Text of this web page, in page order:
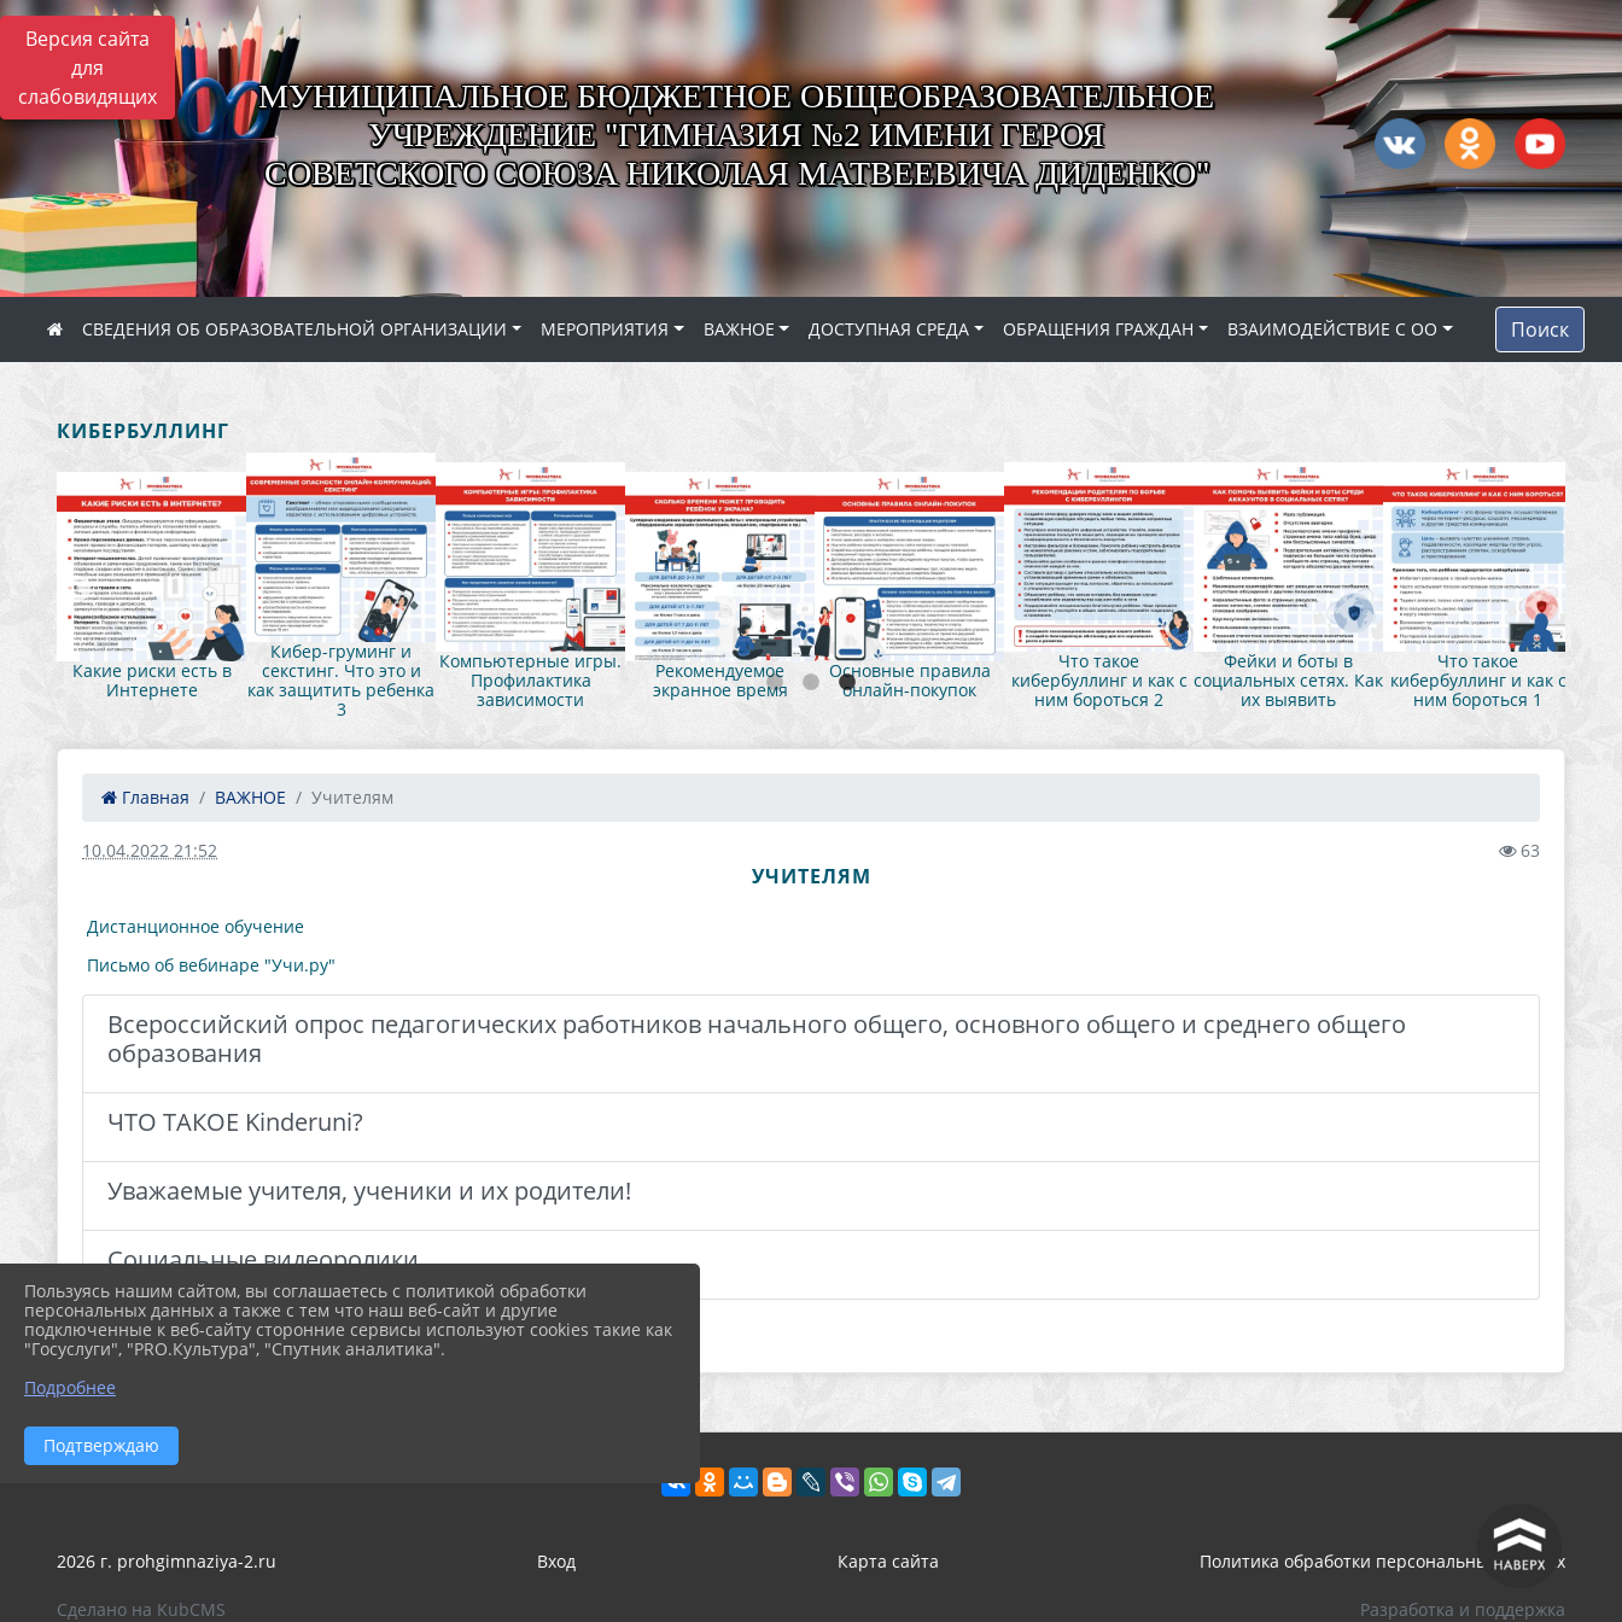
Версия сайта
для
слабовидящих
МУНИЦИПАЛЬНОЕ БЮДЖЕТНОЕ ОБЩЕОБРАЗОВАТЕЛЬНОЕ
УЧРЕЖДЕНИЕ "ГИМНАЗИЯ №2 ИМЕНИ ГЕРОЯ
СОВЕТСКОГО СОЮЗА НИКОЛАЯ МАТВЕЕВИЧА ДИДЕНКО"
СВЕДЕНИЯ ОБ ОБРАЗОВАТЕЛЬНОЙ ОРГАНИЗАЦИИ МЕРОПРИЯТИЯ ВАЖНОЕ ДОСТУПНАЯ СРЕДА ОБРАЩЕНИЯ ГРАЖДАН ВЗАИМОДЕЙСТВИЕ С ОО Поиск
КИБЕРБУЛЛИНГ
Какие риски есть в
Интернете
Кибер-груминг и
секстинг. Что это и
как защитить ребенка
3
Компьютерные игры.
Профилактика
зависимости
Рекомендуемое
экранное время
Основные правила
онлайн-покупок
Что такое
кибербуллинг и как с
ним бороться 2
Фейки и боты в
социальных сетях. Как
их выявить
Что такое
кибербуллинг и как с
ним бороться 1
Главная ВАЖНОЕ Учителям
10.04.2022 21:52 63
УЧИТЕЛЯМ
Дистанционное обучение
Письмо об вебинаре "Учи.ру"
Всероссийский опрос педагогических работников начального общего, основного общего и среднего общего
образования
ЧТО ТАКОЕ Kinderuni?
Уважаемые учителя, ученики и их родители!
Cоциальные видеоролики
^
2026 г. prohgimnaziya-2.ru Вход Карта сайта Политика обработки персональных данных
Сделано на KubCMS Разработка и поддержка
Пользуясь нашим сайтом, вы соглашаетесь с политикой обработки
персональных данных а также с тем что наш веб-сайт и другие
подключенные к веб-сайту сторонние сервисы используют cookies такие как
"Госуслуги", "PRO.Культура", "Спутник аналитика".
Подробнее
Подтверждаю